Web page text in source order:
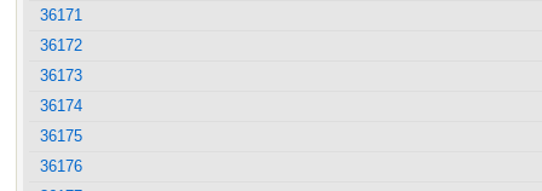
36171
36172
36173
36174
36175
36176